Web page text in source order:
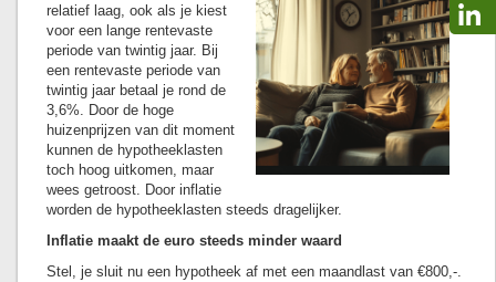
relatief laag, ook als je kiest
voor een lange rentevaste
periode van twintig jaar. Bij
een rentevaste periode van
twintig jaar betaal je rond de
3,6%. Door de hoge
huizenprijzen van dit moment
kunnen de hypotheeklasten
toch hoog uitkomen, maar
wees getroost. Door inflatie
worden de hypotheeklasten steeds dragelijker.
Inflatie maakt de euro steeds minder waard
Stel, je sluit nu een hypotheek af met een maandlast van €800,-.